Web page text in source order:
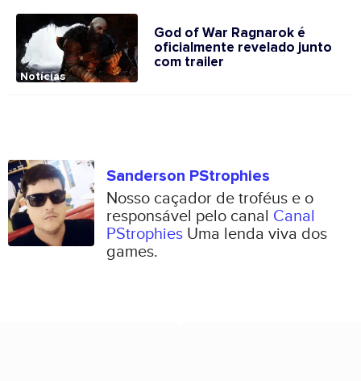
Notícias
God of War Ragnarok é
oficialmente revelado junto
com trailer
Sanderson PStrophies
Nosso caçador de troféus e o
responsável pelo canal Canal
PStrophies Uma lenda viva dos
games.